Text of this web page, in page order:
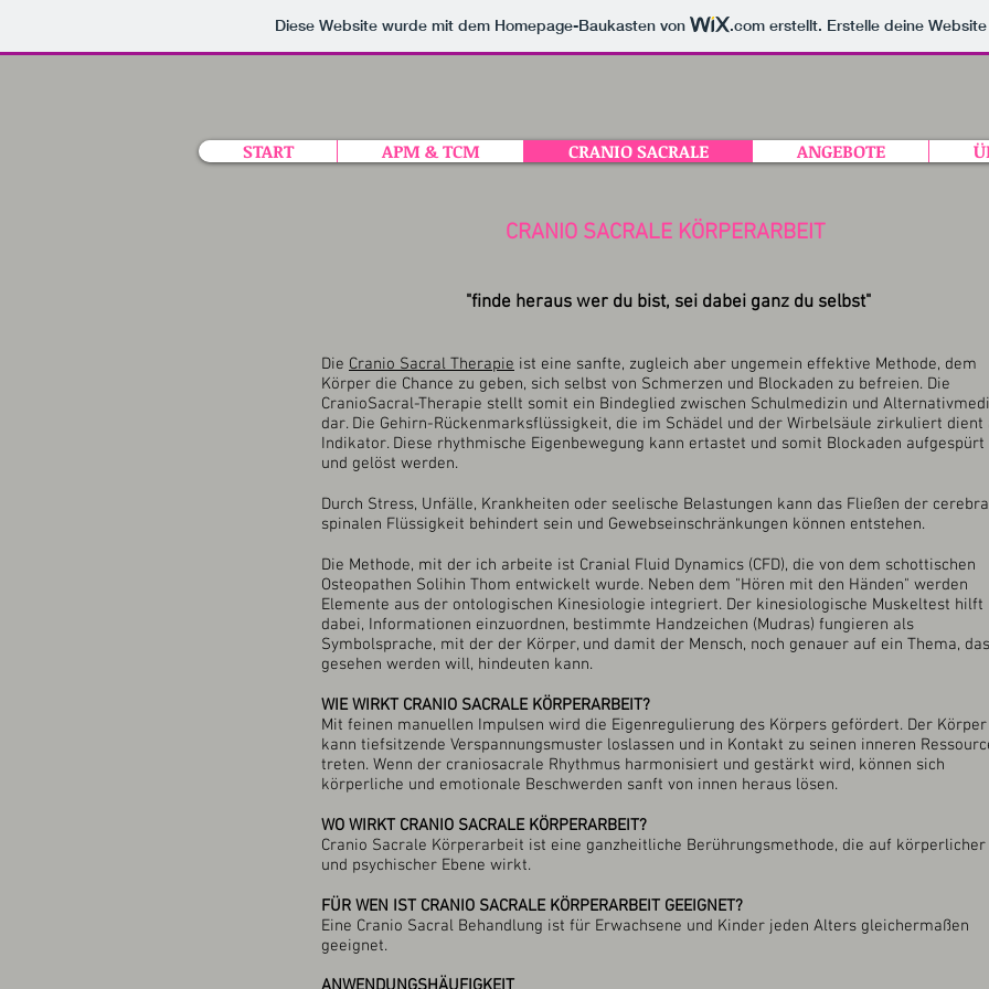
Diese Website wurde mit dem Homepage-Baukasten von .com erstellt. Erstelle deine
START APM & TCM CRANIO SACRALE ANGEBOTE
CRANIO SACRALE KÖRPERARBEIT
"finde heraus wer du bist, sei dabei ganz du selbst"
Die Cranio Sacral Therapie ist eine sanfte, zugleich aber ungemein effektive Methode, dem
Körper die Chance zu geben, sich selbst von Schmerzen und Blockaden zu befreien. Die
CranioSacral-Therapie stellt somit ein Bindeglied zwischen Schulmedizin und
dar. Die Gehirn-Rückenmarksflüssigkeit, die im Schädel und der Wirbelsäule zirkuliert dient
Indikator. Diese rhythmische Eigenbewegung kann ertastet und somit Blockaden aufgespürt
und gelöst werden.
Durch Stress, Unfälle, Krankheiten oder seelische Belastungen kann das Fließen der
spinalen Flüssigkeit behindert sein und Gewebseinschränkungen können entstehen.
Die Methode, mit der ich arbeite ist Cranial Fluid Dynamics (CFD), die von dem schottischen
Osteopathen Solihin Thom entwickelt wurde. Neben dem "Hören mit den Händen" werden
Elemente aus der ontologischen Kinesiologie integriert. Der kinesiologische Muskeltest hilft
dabei, Informationen einzuordnen, bestimmte Handzeichen (Mudras) fungieren als
Symbolsprache, mit der der Körper, und damit der Mensch, noch genauer auf ein Thema, das
gesehen werden will, hindeuten kann.
WIE WIRKT CRANIO SACRALE KÖRPERARBEIT?
Mit feinen manuellen Impulsen wird die Eigenregulierung des Körpers gefördert. Der Körper
kann tiefsitzende Verspannungsmuster loslassen und in Kontakt zu seinen inneren
treten. Wenn der craniosacrale Rhythmus harmonisiert und gestärkt wird, können sich
körperliche und emotionale Beschwerden sanft von innen heraus lösen.
WO WIRKT CRANIO SACRALE KÖRPERARBEIT?
Cranio Sacrale Körperarbeit ist eine ganzheitliche Berührungsmethode, die auf körperlicher
und psychischer Ebene wirkt.
FÜR WEN IST CRANIO SACRALE KÖRPERARBEIT GEEIGNET?
Eine Cranio Sacral Behandlung ist für Erwachsene und Kinder jeden Alters gleichermaßen
geeignet.